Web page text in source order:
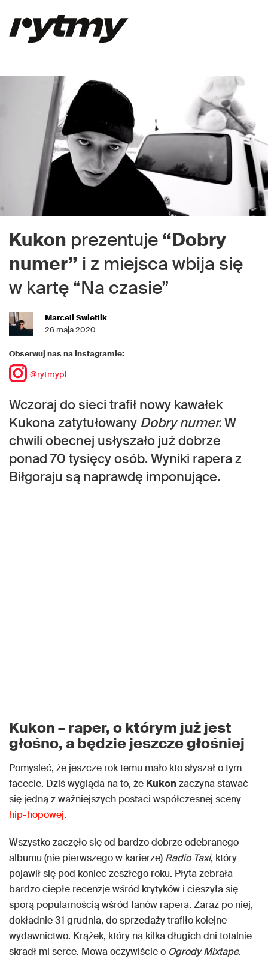
Kukon prezentuje “Dobry
numer” i z miejsca wbija się
w kartę “Na czasie”
Marceli Świetlik
26 maja 2020
Obserwuj nas na instagramie:
@rytmypl
Wczoraj do sieci trafił nowy kawałek
Kukona zatytułowany Dobry numer.W
chwili obecnej usłyszało już dobrze
ponad 70 tysięcy osób. Wyniki rapera z
Biłgoraju są naprawdę imponujące.
Kukon – raper, o którym już jest
głośno, a będzie jeszcze głośniej
Pomysleć, że jeszcze rok temu mało kto słyszał o tym
facecie. Dziś wygląda na to, że Kukonzaczyna stawać
się jedną z ważniejszych postaci współczesnej sceny
hip-hopowej.
Wszystko zaczęło się od bardzo dobrze odebranego
albumu (nie pierwszego w karierze) Radio Taxi, który
pojawił się pod koniec zeszłego roku. Płyta zebrała
bardzo ciepłe recenzje wśród krytyków i cieszyła się
sporą popularnością wśród fanów rapera. Zaraz po niej,
dokładnie 31 grudnia, do sprzedaży trafiło kolejne
wydawnictwo. Krążek, który na kilka długich dni totalnie
skradł mi serce. Mowa oczywiście o Ogrody Mixtape.